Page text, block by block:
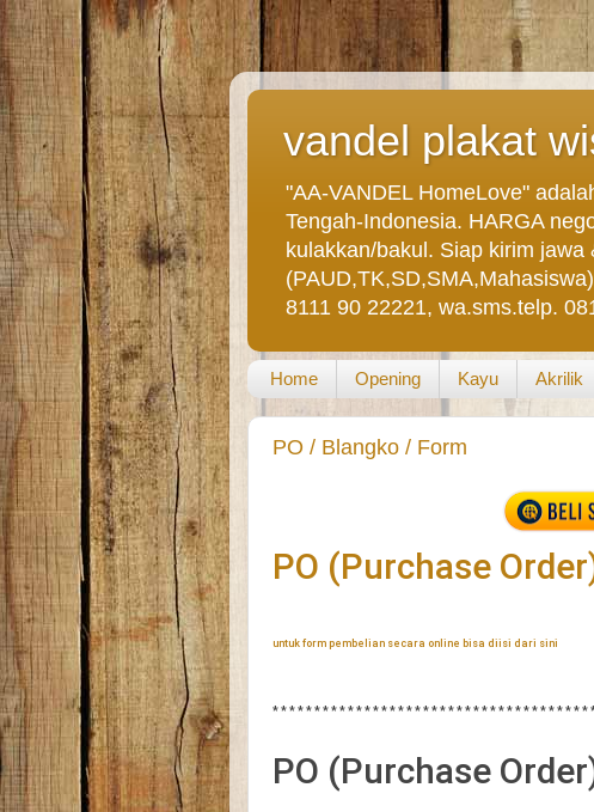
vandel plakat
"AA-VANDEL HomeLove"
Tengah-Indonesia. HARGA
kulakkan/bakul. Siap kirim
8111 90 22221, wa.sms.telp.
Home Opening Kayu Akrilik
PO / Blangko / Form
PO (Purchase
untuk form pembelian secara online bisa diisi dari sini
* * * * * * * * * * * * * * * * * * * * * * * * * * * * * * * * * * * * * *
PO (Purchase